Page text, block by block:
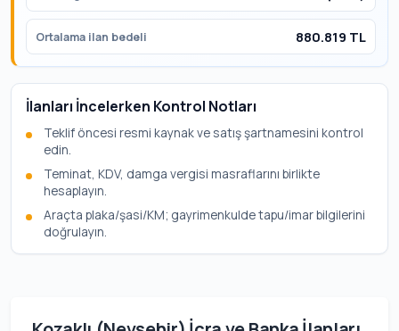
Ortalama ilan bedeli 880.819 TL
İlanları İncelerken Kontrol Notları
Teklif öncesi resmi kaynak ve satış şartnamesini kontrol
edin.
Teminat, KDV, damga vergisi masraflarını birlikte
hesaplayın.
Araçta plaka/şasi/KM; gayrimenkulde tapu/imar bilgilerini
doğrulayın.